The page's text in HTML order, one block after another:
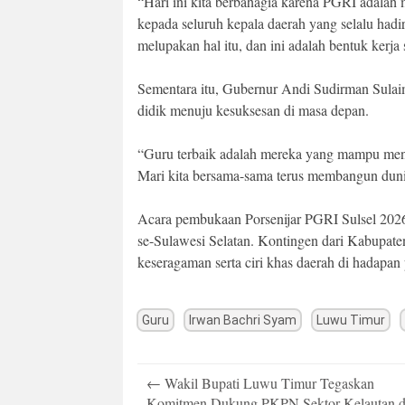
kepada seluruh kepala daerah yang selalu
melupakan hal itu, dan ini adalah bentuk
Sementara itu, Gubernur Andi Sudirman
didik menuju kesuksesan di masa depan.
“Guru terbaik adalah mereka yang mampu
Mari kita bersama-sama terus membangun
Acara pembukaan Porsenijar PGRI Sulsel
se-Sulawesi Selatan. Kontingen dari
keseragaman serta ciri khas daerah di
Guru Irwan Bachri Syam Luwu Timur
navigation
← Wakil Bupati Luwu Timur Tegaskan